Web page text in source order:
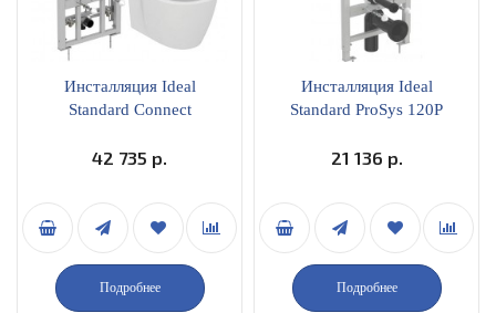
Инсталляция Ideal
Standard Connect
42 735 р.
Подробнее
Инсталляция Ideal
Standard ProSys 120P
21 136 р.
Подробнее